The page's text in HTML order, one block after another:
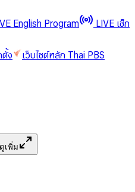
English Program
LIVE เช็ก
ง
เว็บไซต์หลัก Thai PBS
ดูเพิ่ม